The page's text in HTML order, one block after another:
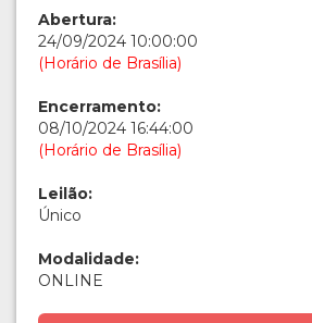
Abertura:
24/09/2024 10:00:00
(Horário de Brasília)
Encerramento:
08/10/2024 16:44:00
(Horário de Brasília)
Leilão:
Único
Modalidade:
ONLINE